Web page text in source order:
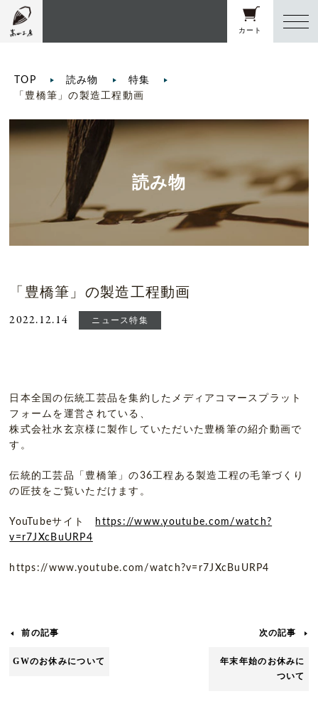
カート
TOP 読み物
特集
「豊橋筆」の製造工程動画
読み物
「豊橋筆」の製造工程動画
2022.12.14 ニュース特集
日本全国の伝統工芸品を集約したメディアコマースプラット
フォームを運営されている、
株式会社水玄京様に製作していただいた豊橋筆の紹介動画で
す。
伝統的工芸品「豊橋筆」の36工程ある製造工程の毛筆づくり
の匠技をご覧いただけます。
YouTubeサイト
https://www.youtube.com/watch?
v=r7JXcBuURP4
https://www.youtube.com/watch?v=r7JXcBuURP4
GWのお休みについて
年末年始のお休みに
ついて